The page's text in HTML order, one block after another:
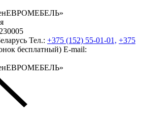
Тел.: +375 (152) 55-01-01, +375
бесплатный) E-mail: